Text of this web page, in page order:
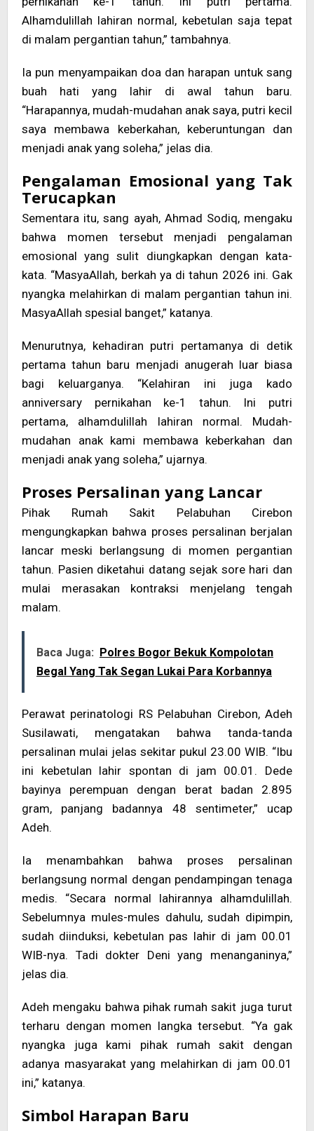
Alhamdulillah lahiran normal, kebetulan saja tepat
di malam pergantian tahun,” tambahnya.
Ia pun menyampaikan doa dan harapan untuk sang
buah hati yang lahir di awal tahun baru.
“Harapannya, mudah-mudahan anak saya, putri kecil
saya membawa keberkahan, keberuntungan dan
menjadi anak yang soleha,” jelas dia.
Pengalaman Emosional yang Tak
Terucapkan
Sementara itu, sang ayah, Ahmad Sodiq, mengaku
bahwa momen tersebut menjadi pengalaman
emosional yang sulit diungkapkan dengan kata-
kata. “MasyaAllah, berkah ya di tahun 2026 ini. Gak
nyangka melahirkan di malam pergantian tahun ini.
MasyaAllah spesial banget,” katanya.
Menurutnya, kehadiran putri pertamanya di detik
pertama tahun baru menjadi anugerah luar biasa
bagi keluarganya. “Kelahiran ini juga kado
anniversary pernikahan ke-1 tahun. Ini putri
pertama, alhamdulillah lahiran normal. Mudah-
mudahan anak kami membawa keberkahan dan
menjadi anak yang soleha,” ujarnya.
Proses Persalinan yang Lancar
Pihak Rumah Sakit Pelabuhan Cirebon
mengungkapkan bahwa proses persalinan berjalan
lancar meski berlangsung di momen pergantian
tahun. Pasien diketahui datang sejak sore hari dan
mulai merasakan kontraksi menjelang tengah
malam.
Baca Juga: Polres Bogor Bekuk Kompolotan
Begal Yang Tak Segan Lukai Para Korbannya
Perawat perinatologi RS Pelabuhan Cirebon, Adeh
Susilawati, mengatakan bahwa tanda-tanda
persalinan mulai jelas sekitar pukul 23.00 WIB. “Ibu
ini kebetulan lahir spontan di jam 00.01. Dede
bayinya perempuan dengan berat badan 2.895
gram, panjang badannya 48 sentimeter,” ucap
Adeh.
Ia menambahkan bahwa proses persalinan
berlangsung normal dengan pendampingan tenaga
medis. “Secara normal lahirannya alhamdulillah.
Sebelumnya mules-mules dahulu, sudah dipimpin,
sudah diinduksi, kebetulan pas lahir di jam 00.01
WIB-nya. Tadi dokter Deni yang menanganinya,”
jelas dia.
Adeh mengaku bahwa pihak rumah sakit juga turut
terharu dengan momen langka tersebut. “Ya gak
nyangka juga kami pihak rumah sakit dengan
adanya masyarakat yang melahirkan di jam 00.01
ini,” katanya.
Simbol Harapan Baru